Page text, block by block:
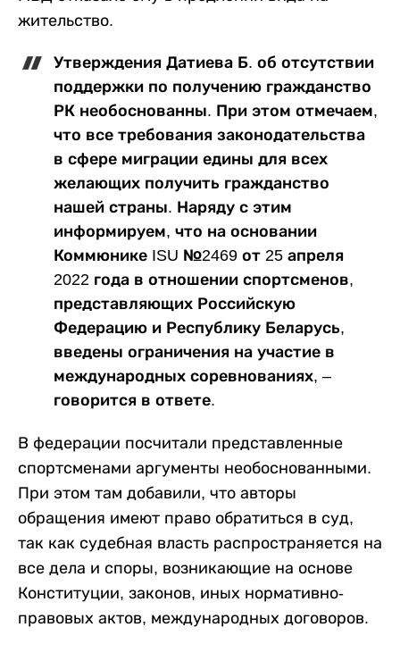
жительство.
Утверждения Датиева Б. об отсутствии
поддержки по получению гражданство
РК необоснованны. При этом отмечаем,
что все требования законодательства
в сфере миграции едины для всех
желающих получить гражданство
нашей страны. Наряду с этим
информируем, что на основании
Коммюнике ISU №2469 от 25 апреля
2022 года в отношении спортсменов,
представляющих Российскую
Федерацию и Республику Беларусь,
введены ограничения на участие в
международных соревнованиях, –
говорится в ответе.
В федерации посчитали представленные
спортсменами аргументы необоснованными.
При этом там добавили, что авторы
обращения имеют право обратиться в суд,
так как судебная власть распространяется на
все дела и споры, возникающие на основе
Конституции, законов, иных нормативно-
правовых актов, международных договоров.